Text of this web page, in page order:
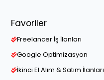
Favoriler
Freelancer İş İlanları
Google Optimizasyon
İkinci El Alım & Satım İlanları